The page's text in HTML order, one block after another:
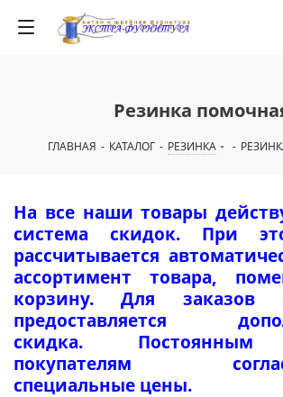
Резинка
ГЛАВНАЯ - КАТАЛОГ - РЕЗИНКА -
На все наши товары
система скидок. При
рассчитывается
ассортимент товара,
корзину. Для заказов
предоставляется
скидка. Постоянным
покупателям
специальные цены.